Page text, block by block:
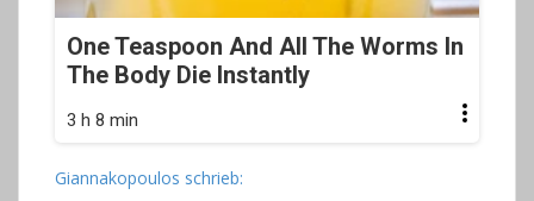
One Teaspoon And All The Worms In
The Body Die Instantly
3 h 8 min
Giannakopoulos schrieb: